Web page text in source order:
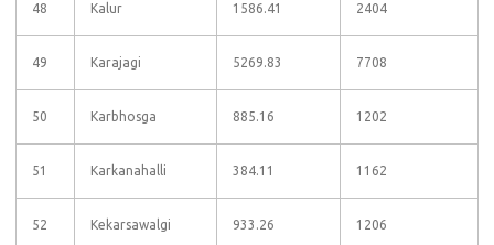
48 Kalur 1586.41 2404
49 Karajagi 5269.83 7708
50 Karbhosga 885.16 1202
51 Karkanahalli 384.11 1162
52 Kekarsawalgi 933.26 1206